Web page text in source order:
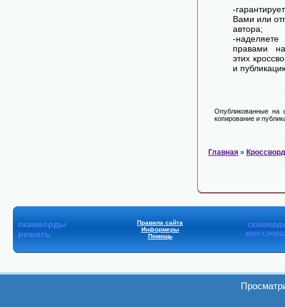
-
Вами или
автора;
-
правами
этих
и
Опубликованные на
копирование и
Главная »
сканворды
решать
Правила сайта
Информеры
Помощь